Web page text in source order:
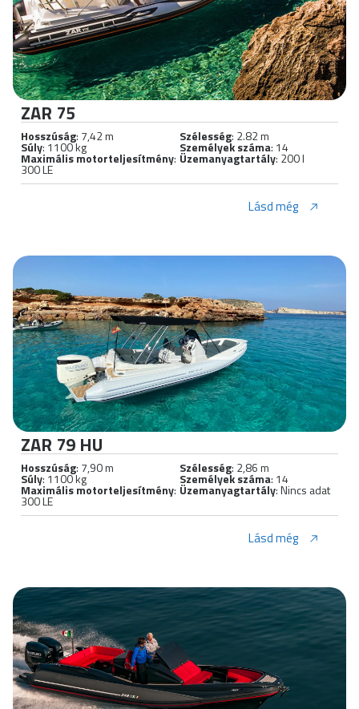
ZAR 75
Hosszúság: 7,42 m Szélesség: 2.82 m
Súly: 1100 kg Személyek száma: 14
Maximális motorteljesítmény:
300 LE
Üzemanyagtartály: 200 l
Lásd még
ZAR 79 HU
Hosszúság: 7,90 m Szélesség: 2,86 m
Súly: 1100 kg Személyek száma: 14
Maximális motorteljesítmény:
300 LE
Üzemanyagtartály: Nincs adat
Lásd még